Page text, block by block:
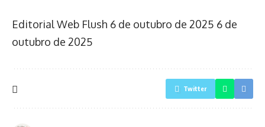
Editorial Web Flush 6 de outubro de 2025 6 de
outubro de 2025
Twitter